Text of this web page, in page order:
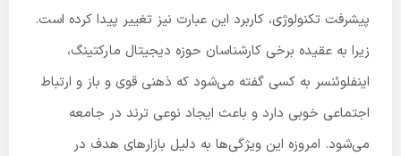
پیشرفت تکنولوژی، کاربرد این عبارت نیز تغییر پیدا کرده است.
زیرا به عقیده برخی کارشناسان حوزه دیجیتال مارکتینگ،
اینفلوئنسر به کسی گفته می‌شود که ذهنی قوی و باز و ارتباط
اجتماعی خوبی دارد و باعث ایجاد نوعی ترند در جامعه
می‌شود. امروزه این ویژگی‌ها به دلیل بازارهای هدف در